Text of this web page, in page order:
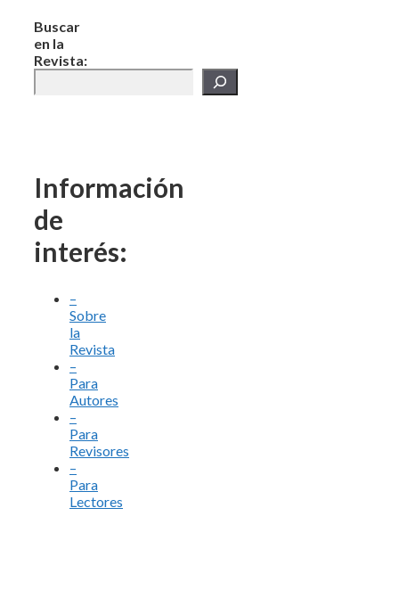
Buscar
en la
Revista:
Información
de
interés:
–
Sobre
la
Revista
–
Para
Autores
–
Para
Revisores
–
Para
Lectores